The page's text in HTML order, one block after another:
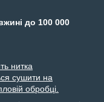
до 100 000
нитка
сушити на
обробці.